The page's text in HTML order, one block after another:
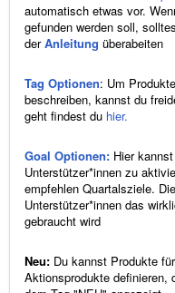
automatisch etwas vor.
gefunden werden soll,
derAnleitung überabeiten
Tag Optionen: Um
beschreiben, kannst du
geht findest du hier.
Goal Optionen: Hier
Unterstützer*innen zu
empfehlen Quartalsziele.
Unterstützer*innen das
gebraucht wird
Neu: Du kannst Produkte
Aktionsprodukte definieren,